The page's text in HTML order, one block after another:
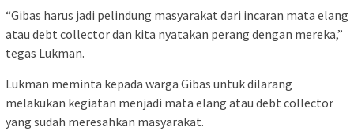
“Gibas harus jadi pelindung masyarakat dari incaran mata elang
atau debt collector dan kita nyatakan perang dengan mereka,”
tegas Lukman.
Lukman meminta kepada warga Gibas untuk dilarang
melakukan kegiatan menjadi mata elang atau debt collector
yang sudah meresahkan masyarakat.